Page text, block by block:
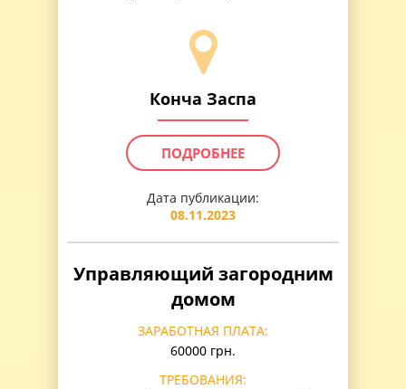
Конча Заспа
ПОДРОБНЕЕ
Дата публикации:
08.11.2023
Управляющий загородним
домом
ЗАРАБОТНАЯ ПЛАТА:
60000 грн.
ТРЕБОВАНИЯ: